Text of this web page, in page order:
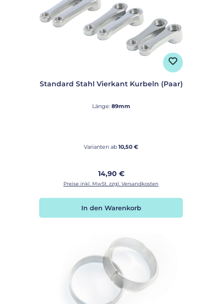
Standard Stahl Vierkant Kurbeln (Paar)
Länge: 89mm
Varianten ab 10,50 €
Regulärer Preis:
14,90 €
Preise inkl. MwSt. zzgl. Versandkosten
In den Warenkorb